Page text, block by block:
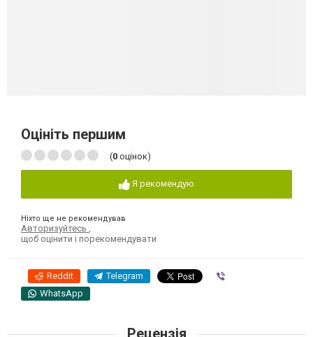
Оцініть першим
(0 оцінок)
Я рекомендую
Ніхто ще не рекомендував
Авторизуйтесь
щоб оцінити і порекомендувати
Reddit Telegram
WhatsApp
Рецензія